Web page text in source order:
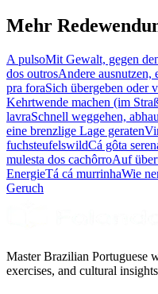
Mehr
A pulsoMit Gewalt, gegen
dos outrosAndere ausnutzen,
pra foraSich übergeben oder
Kehrtwende machen (im
lavraSchnell weggehen,
eine brenzlige Lage geraten
fuchsteufelswildCá gôta
mulesta dos cachôrroAuf
EnergieTá cá murrinhaWie
Geruch
Master Brazilian Portuguese
exercises, and cultural